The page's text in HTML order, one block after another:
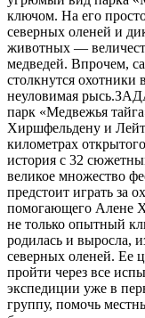
ключом. На его
северных оленей и
животных —
медведей. Впрочем,
столкнутся охотники
неуловимая
парк «Медвежья
Хиршфельдену и
километрах
история с 32
великое множество
предстоит играть за
помогающего Алене
не только опытный
родилась и выросла,
северных оленей. Ее
пройти через все
экспедиции уже в
группу, помочь